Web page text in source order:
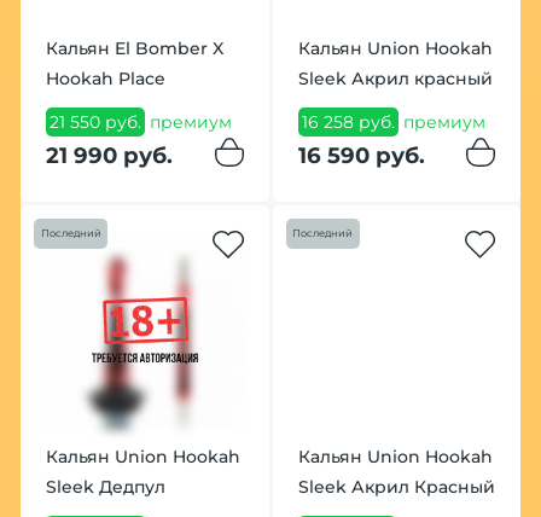
Кальян El Bomber X
Hookah Place
21 550 руб. премиум
21 990 руб.
Кальян Union Hookah
Sleek Акрил красный
16 258 руб. премиум
16 590 руб.
Последний
Кальян Union Hookah
Sleek Дедпул
Последний
Кальян Union Hookah
Sleek Акрил Красный